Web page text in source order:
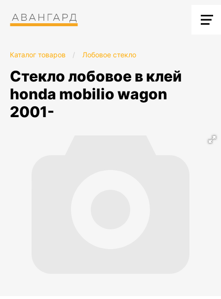
Каталог товаров / Лобовое стекло
стекло лобовое в клей
honda mobilio wagon
2001-